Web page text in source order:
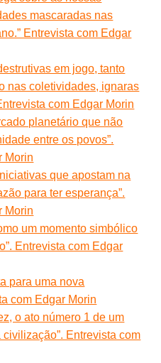
mascaradas nas
Entrevista com Edgar
em jogo, tanto
nas coletividades, ignaras
com Edgar Morin
planetário que não
entre os povos”.
Morin
que apostam na
para ter esperança”.
Morin
um momento simbólico
Entrevista com Edgar
para uma nova
com Edgar Morin
o ato número 1 de um
Entrevista com